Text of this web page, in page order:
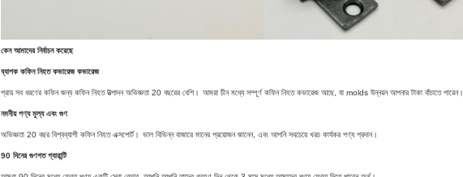
কেন আমাদের নির্বাচন করেছে
ব্যাপক কফিন নিহত কভারেজ কভারেজ
প্রায় সব ধরণের কফিন জন্য কফিন নিহত উত্পাদন অভিজ্ঞতা 20 বছরের বেশি। আমরা চীন মধ্যে সম্পূর্ণ কফিন নিহত কভারেজ আছে, যা molds উন্নয়ন আপনার টাকা বাঁচাতে পারেন।
নমনীয় পণ্য মূল্য এবং গুণ
অভিজ্ঞতা 20 বছর বিশ্বব্যাপী কফিন নিহত এক্সপোর্ট। ভাল বিভিন্ন বাজারে মানের প্রয়োজন জানেন, এবং আপনি সবচেয়ে খরচ কার্যকর পণ্য প্রদান।
90 দিনের গুণগত গ্যারান্টি